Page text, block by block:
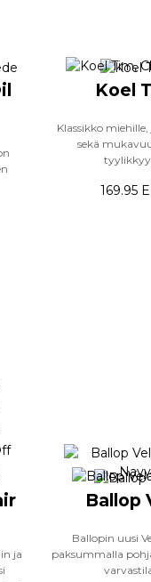
Koel
Klassikko
sekä
169.95
ja
Ballop
Ballopin uusi
paksummalla